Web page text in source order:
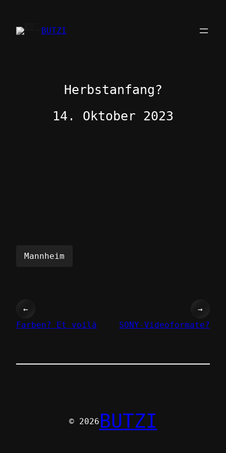
springenBUTZI
Herbstanfang?
14. Oktober 2023
Mannheim
←
Farben? Et voilà
SONY-Videoformate?
→
© 2026 BUTZI